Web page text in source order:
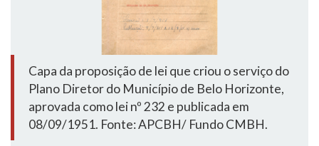
Capa da proposição de lei que criou o serviço do
Plano Diretor do Município de Belo Horizonte,
aprovada como lei nº 232 e publicada em
08/09/1951. Fonte: APCBH/ Fundo CMBH.